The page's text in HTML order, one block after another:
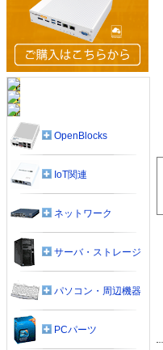
OpenBlocks
IoT関連
ネットワーク
サーバ・ストレージ
パソコン・周辺機器
PCパーツ